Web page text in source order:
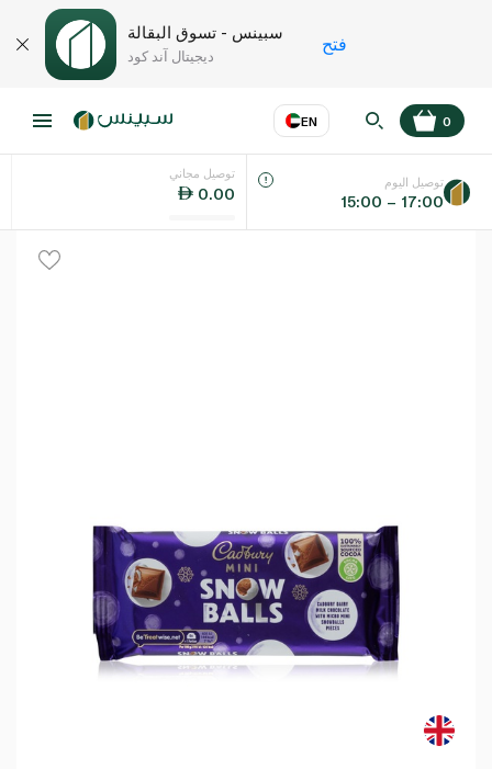
سبينس - تسوق البقالة
ديجيتال آند كود
فتح
EN
اللغة عر
0
توصيل مجاني
0.00
توصيل اليوم
15:00 – 17:00